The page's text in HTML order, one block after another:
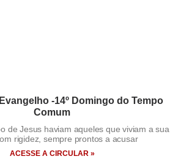
-14º Domingo do Tempo
Comum
de Jesus haviam aqueles que viviam a sua
rigidez, sempre prontos a acusar
ACESSE A CIRCULAR »